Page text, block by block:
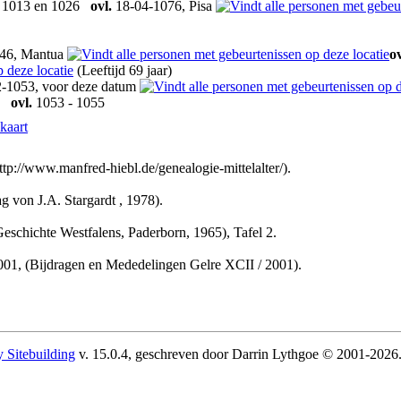
en 1026 ovl. 18-04-1076, Pisa
Mantua
(Leeftijd 69 jaar)
voor deze datum
ovl. 1053 - 1055
www.manfred-hiebl.de/genealogie-mittelalter/).
von J.A. Stargardt , 1978).
Westfalens, Paderborn, 1965), Tafel 2.
(Bijdragen en Mededelingen Gelre XCII / 2001).
Sitebuilding v. 15.0.4, geschreven door Darrin Lythgoe © 2001-2026.